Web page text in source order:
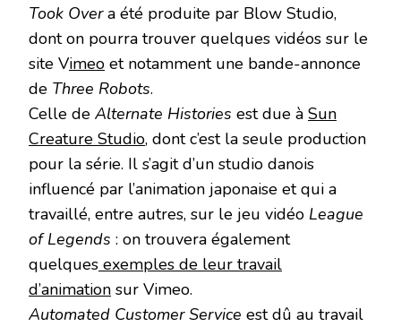
Took Overa été produite par Blow Studio,
dont on pourra trouver quelques vidéos sur le
site Vimeo et notamment une bande-annonce
de Three Robots.
Celle de Alternate Histories est due à Sun
Creature Studio, dont c’est la seule production
pour la série. Il s’agit d’un studio danois
influencé par l’animation japonaise et qui a
travaillé, entre autres, sur le jeu vidéo League
of Legends : on trouvera également
quelques exemples de leur travail
d’animation sur Vimeo.
Automated Customer Service est dû au travail